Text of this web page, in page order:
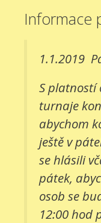
Informace
1.1.2019
S platností
turnaje
abychom
ještě v
se hlásili
pátek,
osob se
12:00 hod